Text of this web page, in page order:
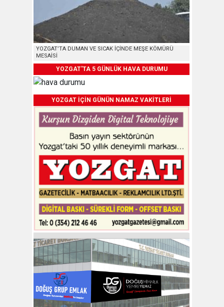
YOZGAT’TA DUMAN VE SICAK İÇİNDE MEŞE KÖMÜRÜ
MESAİSİ
YOZGAT'TA 5 GÜNLÜK HAVA DURUMU
YOZGAT İÇİN GÜNÜN NAMAZ VAKİTLERİ